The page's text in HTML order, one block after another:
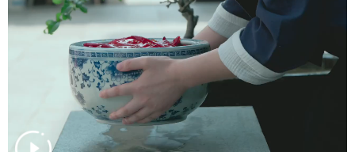
山东 河南 湖北
广西 海南
贵州
陕西 甘肃